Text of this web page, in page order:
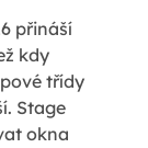
přináší
kdy
třídy
Stage
okna